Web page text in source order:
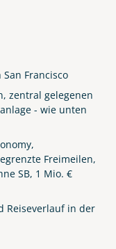
Francisco
zentral gelegenen
- wie unten
Freimeilen,
SB, 1 Mio. €
Reiseverlauf in der